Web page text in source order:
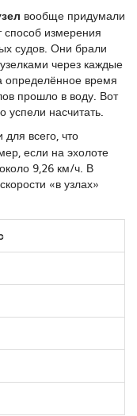
вообще придумали
измерения
судов. Они брали
через каждые
определённое время
прошло в воду. Вот
успели насчитать.
всего, что
если на эхолоте
9,26 км/ч. В
«в узлах»